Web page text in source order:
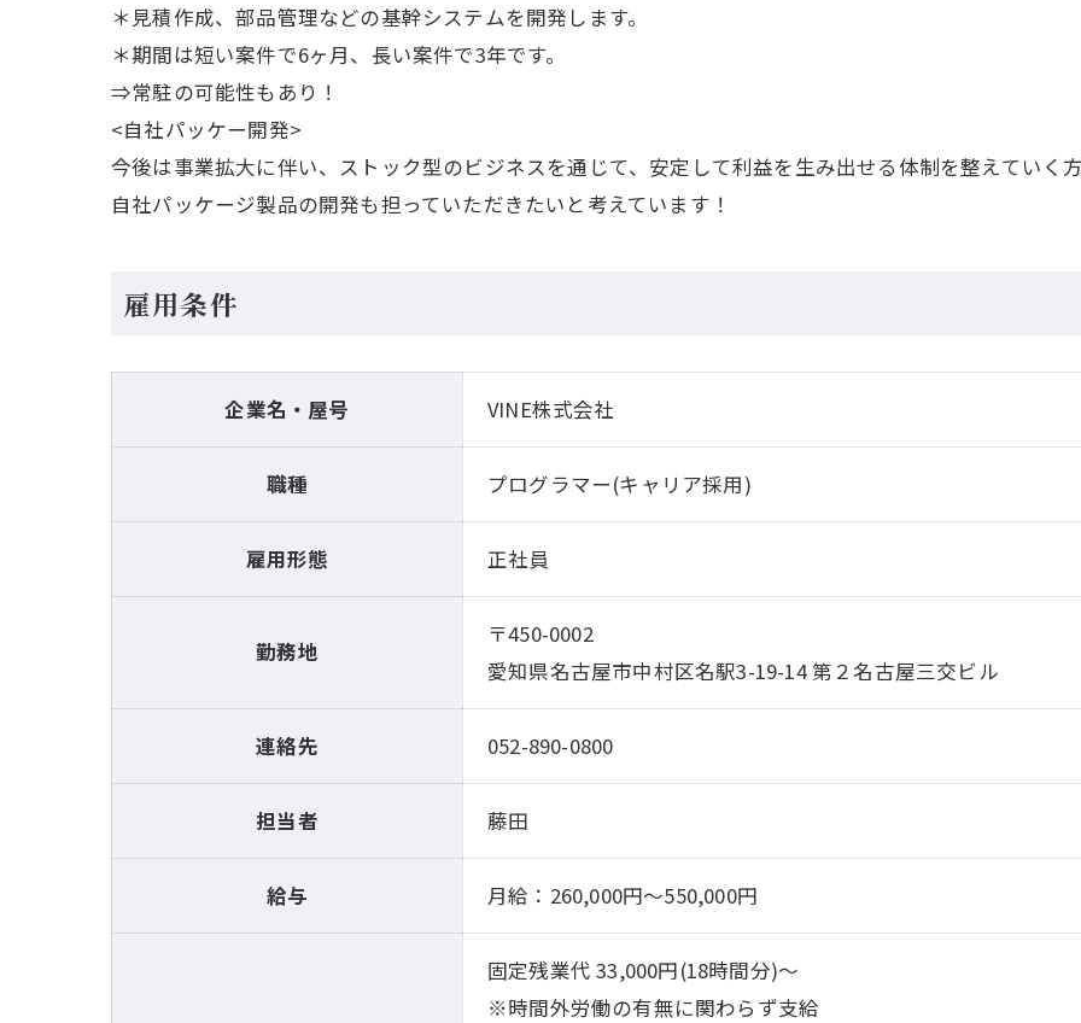
＊見積作成、部品管理などの基幹システムを開発します。
＊期間は短い案件で6ヶ月、長い案件で3年です。
⇒常駐の可能性もあり！
<自社パッケー開発>
今後は事業拡大に伴い、ストック型のビジネスを通じて、安定して利益を生み出せる体制を整えていく方
自社パッケージ製品の開発も担っていただきたいと考えています！
雇用条件
企業名・屋号 VINE株式会社
職種 プログラマー(キャリア採用)
雇用形態 正社員
勤務地
〒450-0002
愛知県名古屋市中村区名駅3-19-14 第２名古屋三交ビル
連絡先 052-890-0800
担当者 藤田
給与 月給：260,000円～550,000円
固定残業代 33,000円(18時間分)〜
※時間外労働の有無に関わらず支給